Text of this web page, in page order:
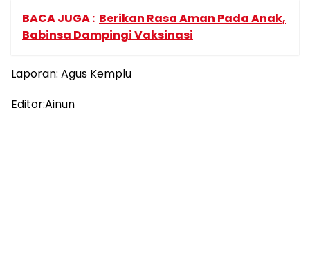
BACA JUGA : Berikan Rasa Aman Pada Anak,
Babinsa Dampingi Vaksinasi
Laporan: Agus Kemplu
Editor:Ainun